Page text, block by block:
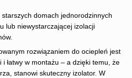
starszych domach jednorodzinnych
lub niewystarczającej izolacji
rozwiązaniem do ociepleń jest
i łatwy w montażu – a dzięki temu, że
stanowi skuteczny izolator. W